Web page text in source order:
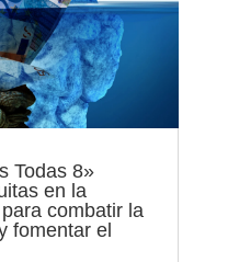
Todas 8»
en la
combatir la
fomentar el